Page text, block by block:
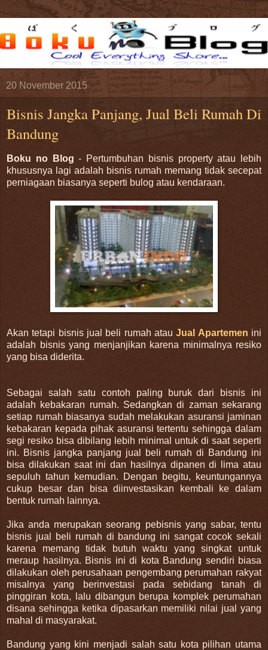
20 November 2015
Bisnis Jangka Panjang, Jual Beli Rumah Di
Bandung
Boku no Blog - Pertumbuhan bisnis property atau lebih
khususnya lagi adalah bisnis rumah memang tidak secepat
perniagaan biasanya seperti bulog atau kendaraan.
Akan tetapi bisnis jual beli rumah atauJual Apartemen ini
adalah bisnis yang menjanjikan karena minimalnya resiko
yang bisa diderita.
Sebagai salah satu contoh paling buruk dari bisnis ini
adalah kebakaran rumah. Sedangkan di zaman sekarang
setiap rumah biasanya sudah melakukan asuransi jaminan
kebakaran kepada pihak asuransi tertentu sehingga dalam
segi resiko bisa dibilang lebih minimal untuk di saat seperti
ini. Bisnis jangka panjang jual beli rumah di Bandung ini
bisa dilakukan saat ini dan hasilnya dipanen di lima atau
sepuluh tahun kemudian. Dengan begitu, keuntungannya
cukup besar dan bisa diinvestasikan kembali ke dalam
bentuk rumah lainnya.
Jika anda merupakan seorang pebisnis yang sabar, tentu
bisnis jual beli rumah di bandung ini sangat cocok sekali
karena memang tidak butuh waktu yang singkat untuk
meraup hasilnya. Bisnis ini di kota Bandung sendiri biasa
dilakukan oleh perusahaan pengembang perumahan rakyat
misalnya yang berinvestasi pada sebidang tanah di
pinggiran kota, lalu dibangun berupa komplek perumahan
disana sehingga ketika dipasarkan memiliki nilai jual yang
mahal di masyarakat.
Bandung yang kini menjadi salah satu kota pilihan utama